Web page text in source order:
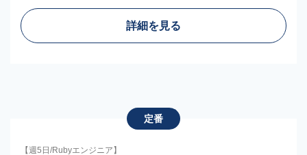
詳細を見る
定番
【週5日/Rubyエンジニア】